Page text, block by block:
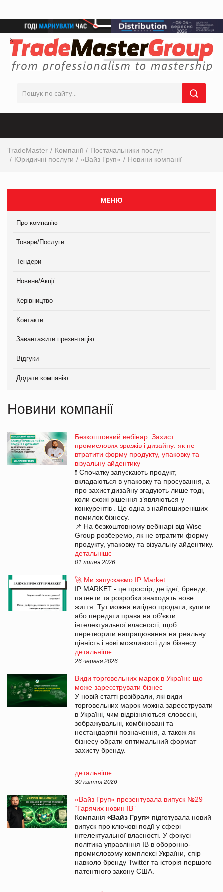
TradeMaster Компанії
Постачальники послуг
Юридичні послуги
«Вайз Груп» Новини компанії
МЕНЮ
Про компанію
Товари/Послуги
Тендери
Новини/Акції
Керівництво
Контакти
Завантажити презентацію
Відгуки
Додати компанію
Новини компанії
Безкоштовний вебінар: Захист
промислових зразків і дизайну: як не
втратити форму продукту, упаковку та
візуальну айдентику
❗ Спочатку запускають продукт,
вкладаються в упаковку та просування, а
про захист дизайну згадують лише тоді,
коли схожі рішення з’являються у
конкурентів . Це одна з найпоширеніших
помилок бізнесу.
📌 На безкоштовному вебінарі від Wise
Group розберемо, як не втратити форму
продукту, упаковку та візуальну айдентику.
детальніше
01 липня 2026
🚀 Ми запускаємо IP Market.
IP MARKET - це простір, де ідеї, бренди,
патенти та розробки знаходять нове
життя. Тут можна вигідно продати, купити
або передати права на об’єкти
інтелектуальної власності, щоб
перетворити напрацювання на реальну
цінність і нові можливості для бізнесу.
детальніше
26 червня 2026
Види торговельних марок в Україні: що
може зареєструвати бізнес
У новій статті розібрали, які види
торговельних марок можна зареєструвати
в Україні, чим відрізняються словесні,
зображувальні, комбіновані та
нестандартні позначення, а також як
бізнесу обрати оптимальний формат
захисту бренду.
детальніше
30 квітня 2026
«Вайз Груп» презентувала випуск №29
“Гарячих новин ІВ”
Компанія «Вайз Груп» підготувала новий
випуск про ключові події у сфері
інтелектуальної власності. У фокусі —
політика управління ІВ в оборонно-
промисловому комплексі України, спір
навколо бренду Twitter та історія першого
патентного закону США.